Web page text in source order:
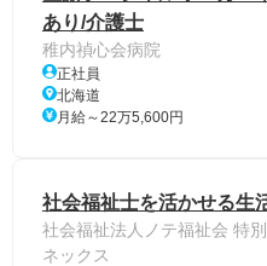
あり/介護士
稚内禎心会病院
正社員
北海道
月給～22万5,600円
社会福祉士を活かせる生
社会福祉法人ノテ福祉会 特
ネックス